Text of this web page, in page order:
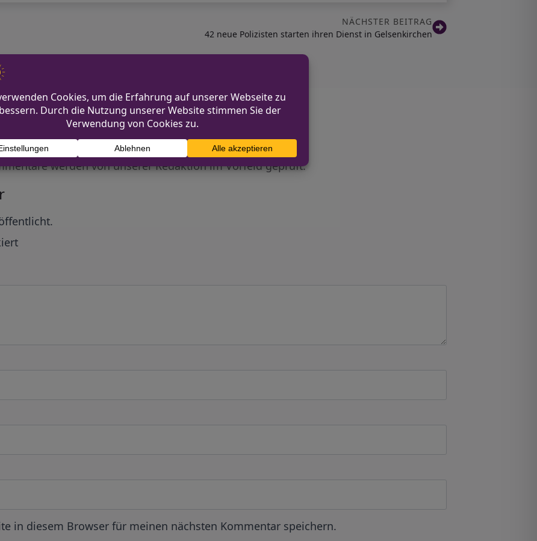
NÄCHSTER BEITRAG
42 neue Polizisten starten ihren Dienst in Gelsenkirchen
Diskutiere mit!
Anonym und ganz ohne Anmeldezwang!
werden von unserer Redaktion im Vorfeld geprüft.
in diesem Browser für meinen nächsten Kommentar speichern.